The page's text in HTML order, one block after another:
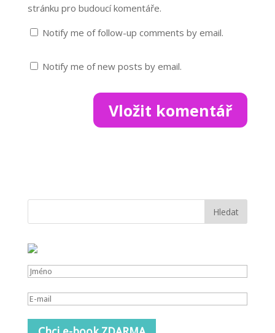
stránku pro budoucí komentáře.
Notify me of follow-up comments by email.
Notify me of new posts by email.